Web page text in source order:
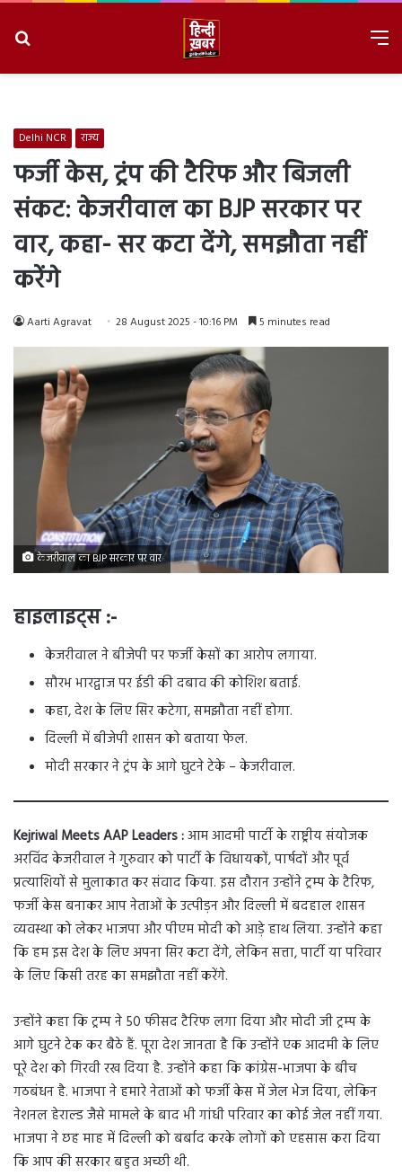
Delhi NCR राज्य
फर्जी केस, ट्रंप की टैरिफ और बिजली
संकट: केजरीवाल का BJP सरकार पर
वार, कहा- सर कटा देंगे, समझौता नहीं
करेंगे
Aarti Agravat 28 August 2025 - 10:16 PM 5 minutes read
केजरीवाल का BJP सरकार पर वार
हाइलाइट्स :-
केजरीवाल ने बीजेपी पर फर्जी केसों का आरोप लगाया.
सौरभ भारद्वाज पर ईडी की दबाव की कोशिश बताई.
कहा, देश के लिए सिर कटेगा, समझौता नहीं होगा.
दिल्ली में बीजेपी शासन को बताया फेल.
मोदी सरकार ने ट्रंप के आगे घुटने टेके – केजरीवाल.
Kejriwal Meets AAP Leaders :आम आदमी पार्टी के राष्ट्रीय संयोजक
अरविंद केजरीवाल ने गुरुवार को पार्टी के विधायकों, पार्षदों और पूर्व
प्रत्याशियों से मुलाकात कर संवाद किया. इस दौरान उन्होंने ट्रम्प के टैरिफ,
फर्जी केस बनाकर आप नेताओं के उत्पीड़न और दिल्ली में बदहाल शासन
व्यवस्था को लेकर भाजपा और पीएम मोदी को आड़े हाथ लिया. उन्होंने कहा
कि हम इस देश के लिए अपना सिर कटा देंगे, लेकिन सत्ता, पार्टी या परिवार
के लिए किसी तरह का समझौता नहीं करेंगे.
उन्होंने कहा कि ट्रम्प ने 50 फीसद टैरिफ लगा दिया और मोदी जी ट्रम्प के
आगे घुटने टेक कर बैठे हैं. पूरा देश जानता है कि उन्होंने एक आदमी के लिए
पूरे देश को गिरवी रख दिया है. उन्होंने कहा कि कांग्रेस-भाजपा के बीच
गठबंधन है. भाजपा ने हमारे नेताओं को फर्जी केस में जेल भेज दिया, लेकिन
नेशनल हेराल्ड जैसे मामले के बाद भी गांधी परिवार का कोई जेल नहीं गया.
भाजपा ने छह माह में दिल्ली को बर्बाद करके लोगों को एहसास करा दिया
कि आप की सरकार बहुत अच्छी थी.